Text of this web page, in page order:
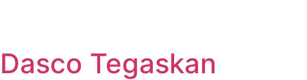
Dasco Tegaskan